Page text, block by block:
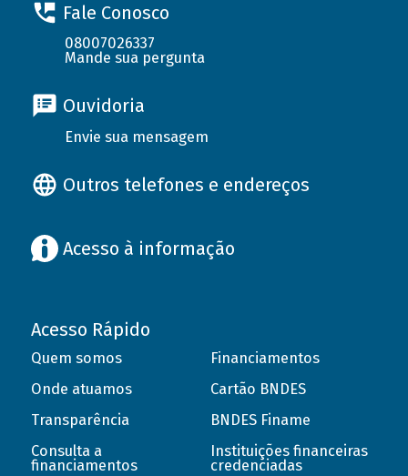
Fale Conosco
08007026337
Mande sua pergunta
Ouvidoria
Envie sua mensagem
Outros telefones e endereços
Acesso à informação
Acesso Rápido
Quem somos
Onde atuamos
Transparência
Consulta a
financiamentos
Financiamentos
Cartão BNDES
BNDES Finame
Instituições financeiras
credenciadas